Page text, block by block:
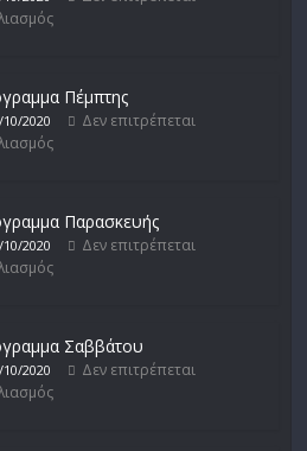
Πέμπτης
10/2020
Δεν επιτρέπεται
Παρασκευής
10/2020
Δεν επιτρέπεται
Σαββάτου
10/2020
Δεν επιτρέπεται